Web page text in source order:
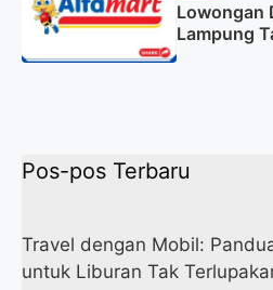
Lowongan
Lampung
Sekarang)
Pos-pos Terbaru
Travel dengan Mobil:
untuk Liburan Tak